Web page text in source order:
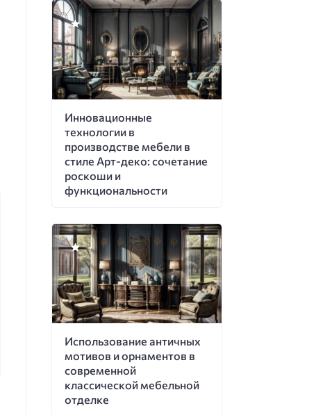
Инновационные
технологии в
производстве мебели в
стиле Арт-деко: сочетание
роскоши и
функциональности
Использование античных
мотивов и орнаментов в
современной
классической мебельной
отделке